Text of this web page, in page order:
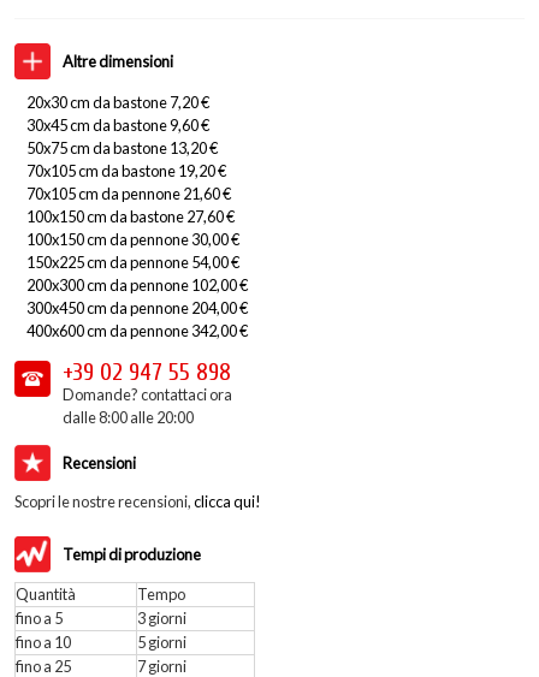
Altre dimensioni
20x30 cm da bastone 7,20 €
30x45 cm da bastone 9,60 €
50x75 cm da bastone 13,20 €
70x105 cm da bastone 19,20 €
70x105 cm da pennone 21,60 €
100x150 cm da bastone 27,60 €
100x150 cm da pennone 30,00 €
150x225 cm da pennone 54,00 €
200x300 cm da pennone 102,00 €
300x450 cm da pennone 204,00 €
400x600 cm da pennone 342,00 €
+39 02 947 55 898
Domande? contattaci ora
dalle 8:00 alle 20:00
Recensioni
Scopri le nostre recensioni,clicca qui!
Tempi di produzione
Quantità
Tempo
fino a 5
3 giorni
fino a 10
5 giorni
fino a 25
7 giorni